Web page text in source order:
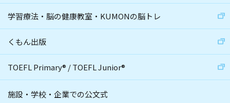
学習療法・脳の健康教室・KUMONの脳トレ
くもん出版
TOEFL Primary® /TOEFL Junior®
施設・学校・企業での公文式